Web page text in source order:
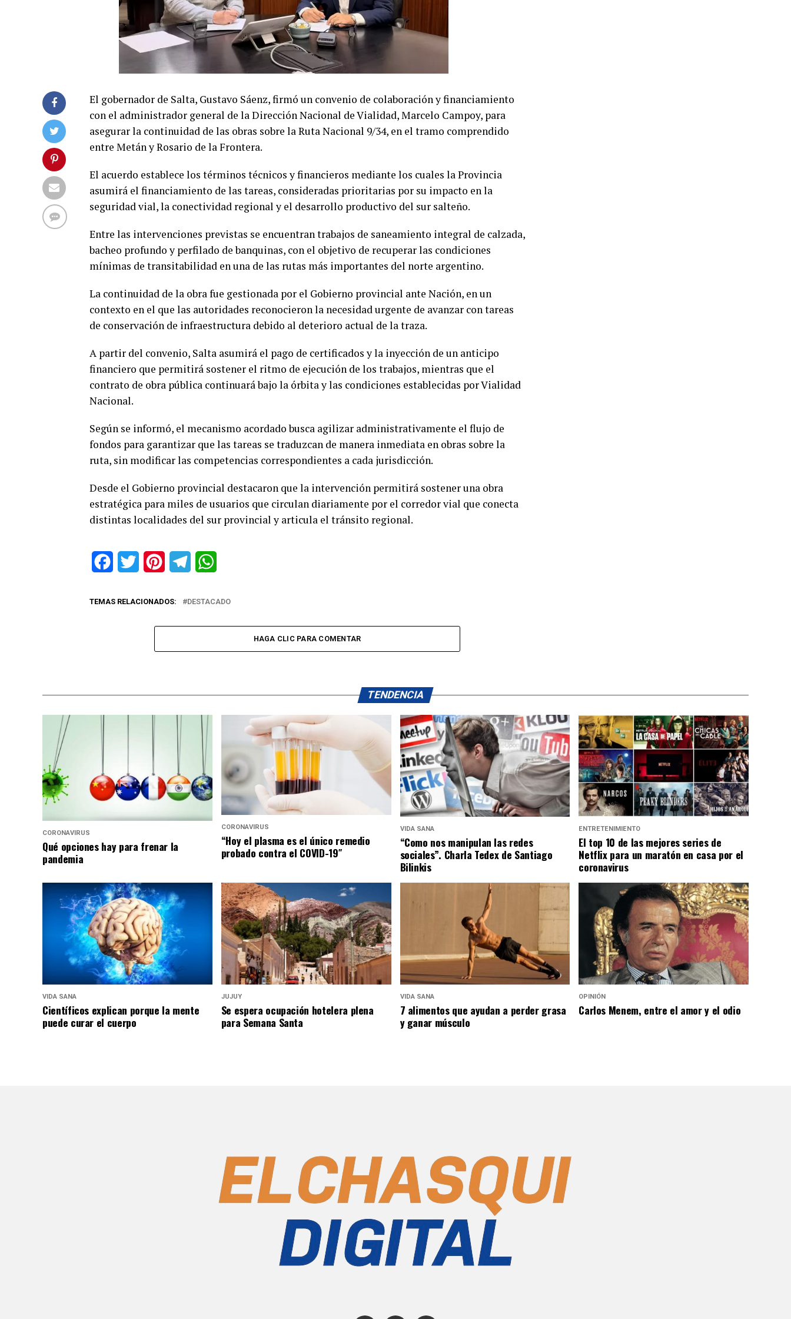
El gobernador de Salta, Gustavo Sáenz, firmó un convenio de colaboración y financiamiento
con el administrador general de la Dirección Nacional de Vialidad, Marcelo Campoy, para
asegurar la continuidad de las obras sobre la Ruta Nacional 9/34, en el tramo comprendido
entre Metán y Rosario de la Frontera.
El acuerdo establece los términos técnicos y financieros mediante los cuales la Provincia
asumirá el financiamiento de las tareas, consideradas prioritarias por su impacto en la
seguridad vial, la conectividad regional y el desarrollo productivo del sur salteño.
Entre las intervenciones previstas se encuentran trabajos de saneamiento integral de calzada,
bacheo profundo y perfilado de banquinas, con el objetivo de recuperar las condiciones
mínimas de transitabilidad en una de las rutas más importantes del norte argentino.
La continuidad de la obra fue gestionada por el Gobierno provincial ante Nación, en un
contexto en el que las autoridades reconocieron la necesidad urgente de avanzar con tareas
de conservación de infraestructura debido al deterioro actual de la traza.
A partir del convenio, Salta asumirá el pago de certificados y la inyección de un anticipo
financiero que permitirá sostener el ritmo de ejecución de los trabajos, mientras que el
contrato de obra pública continuará bajo la órbita y las condiciones establecidas por Vialidad
Nacional.
Según se informó, el mecanismo acordado busca agilizar administrativamente el flujo de
fondos para garantizar que las tareas se traduzcan de manera inmediata en obras sobre la
ruta, sin modificar las competencias correspondientes a cada jurisdicción.
Desde el Gobierno provincial destacaron que la intervención permitirá sostener una obra
estratégica para miles de usuarios que circulan diariamente por el corredor vial que conecta
distintas localidades del sur provincial y articula el tránsito regional.
FacebookTwitter PinterestTelegram
TEMAS RELACIONADOS: DESTACADO
HAGA CLIC PARA COMENTAR
TENDENCIA
CORONAVIRUS
Qué opciones hay para frenar la
pandemia
CORONAVIRUS
“Hoy el plasma es el único remedio
probado contra el COVID-19″
VIDA SANA
“Como nos manipulan las redes
sociales”. Charla Tedex de Santiago
Bilinkis
ENTRETENIMIENTO
El top 10 de las mejores series de
Netflix para un maratón en casa por el
coronavirus
VIDA SANA
Científicos explican porque la mente
puede curar el cuerpo
JUJUY
Se espera ocupación hotelera plena
para Semana Santa
VIDA SANA
7 alimentos que ayudan a perder grasa
y ganar músculo
OPINIÓN
Carlos Menem, entre el amor y el odio